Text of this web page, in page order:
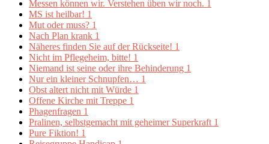
Messen können wir. Verstehen üben wir noch. 1
MS ist heilbar! 1
Mut oder muss? 1
Nach Plan krank 1
Näheres finden Sie auf der Rückseite! 1
Nicht im Pflegeheim, bitte! 1
Niemand ist seine oder ihre Behinderung 1
Nur ein kleiner Schnupfen… 1
Obst altert nicht mit Würde 1
Offene Kirche mit Treppe 1
Phagenfragen 1
Pralinen, selbstgemacht mit geheimer Superkraft 1
Pure Fiktion! 1